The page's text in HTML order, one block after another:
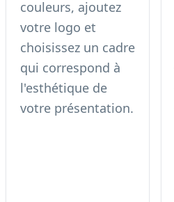
couleurs, ajoutez
votre logo et
choisissez un cadre
qui correspond à
l'esthétique de
votre présentation.